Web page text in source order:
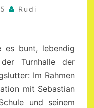
SRudi
es bunt, lebendig
Turnhalle der
Im Rahmen
mit Sebastian
und seinem